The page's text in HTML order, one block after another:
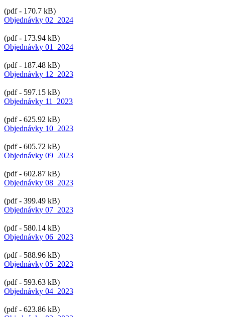
(pdf - 170.7 kB)
Objednávky 02_2024
(pdf - 173.94 kB)
Objednávky 01_2024
(pdf - 187.48 kB)
Objednávky 12_2023
(pdf - 597.15 kB)
Objednávky 11_2023
(pdf - 625.92 kB)
Objednávky 10_2023
(pdf - 605.72 kB)
Objednávky 09_2023
(pdf - 602.87 kB)
Objednávky 08_2023
(pdf - 399.49 kB)
Objednávky 07_2023
(pdf - 580.14 kB)
Objednávky 06_2023
(pdf - 588.96 kB)
Objednávky 05_2023
(pdf - 593.63 kB)
Objednávky 04_2023
(pdf - 623.86 kB)